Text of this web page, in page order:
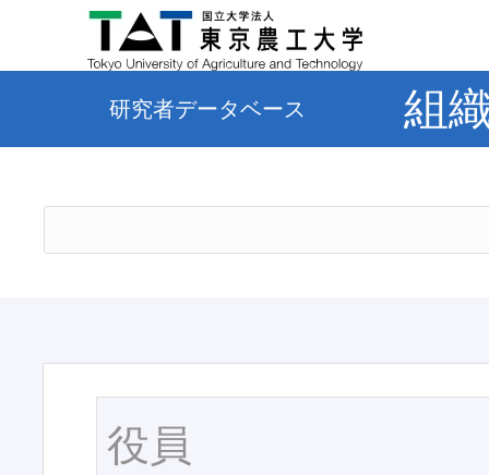
研究者データベース 組
役員